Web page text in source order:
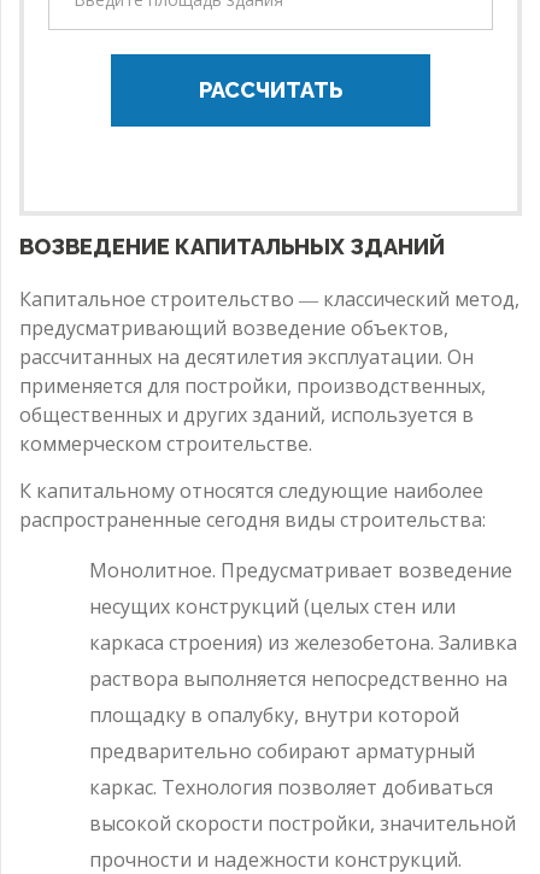
РАССЧИТАТЬ
ВОЗВЕДЕНИЕ КАПИТАЛЬНЫХ ЗДАНИЙ
Капитальное строительство ― классический метод,
предусматривающий возведение объектов,
рассчитанных на десятилетия эксплуатации. Он
применяется для постройки, производственных,
общественных и других зданий, используется в
коммерческом строительстве.
К капитальному относятся следующие наиболее
распространенные сегодня виды строительства:
Монолитное. Предусматривает возведение
несущих конструкций (целых стен или
каркаса строения) из железобетона. Заливка
раствора выполняется непосредственно на
площадку в опалубку, внутри которой
предварительно собирают арматурный
каркас. Технология позволяет добиваться
высокой скорости постройки, значительной
прочности и надежности конструкций.